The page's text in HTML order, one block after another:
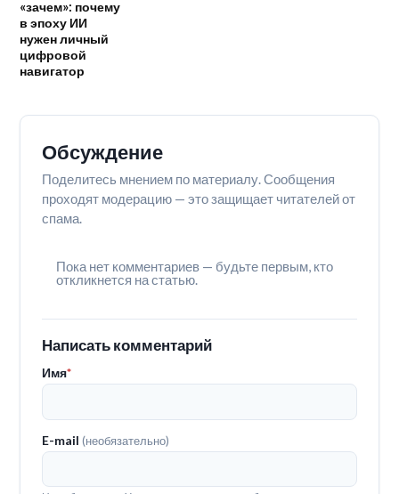
«зачем»: почему
в эпоху ИИ
нужен личный
цифровой
навигатор
Обсуждение
Поделитесь мнением по материалу. Сообщения
проходят модерацию — это защищает читателей от
спама.
Пока нет комментариев — будьте первым, кто
откликнется на статью.
Написать комментарий
Имя*
E-mail(необязательно)